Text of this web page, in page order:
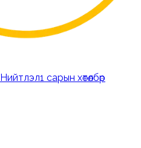
Нийтлэл1 сарын хөтөлбөр